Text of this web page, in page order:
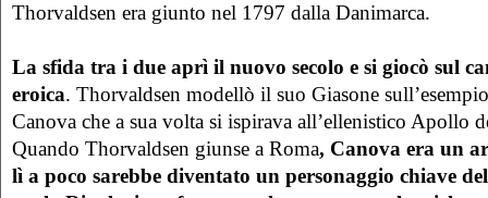
Thorvaldsen era giunto nel 1797 dalla Danimarca.
La sfida tra i due aprì il nuovo secolo e si giocò sul
eroica. Thorvaldsen modellò il suo Giasone
Canova che a sua volta si ispirava all’ellenistico Apollo
Quando Thorvaldsen giunse a Roma, Canova era un
lì a poco sarebbe diventato un personaggio chiave